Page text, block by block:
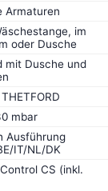
Armaturen
im
oder Dusche
mit Dusche und
mbar
Ausführung
IT/NL/DK
CS (inkl.